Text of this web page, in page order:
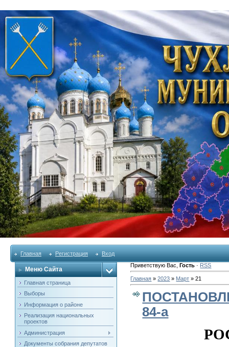
Главная Регистрация Вход
Меню Сайта
Главная страница
Выборы
Информация о районе
Реализация национальных
проектов
Администрация
Документы собрания депутатов
Приветствую Вас ,Гость · RSS
Главная »2023 » Март » 21
84-а